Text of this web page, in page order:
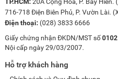
716-718 Điện Biên Phủ, P. Vườn Lài. (
Điện thoại: (028) 3833 6666
Giấy chứng nhận ĐKDN/MST số
Nội cấp ngày 29/03/2007.
Hỗ trợ khách hàng